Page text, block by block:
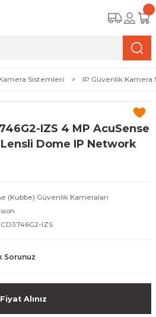
Sistemleri IP Güvenlik Kamera
IZS 4 MP AcuSense
Dome IP Network
(Kubbe) Güvenlik Kameraları
IZS
Sorunuz
Fiyat Alınız